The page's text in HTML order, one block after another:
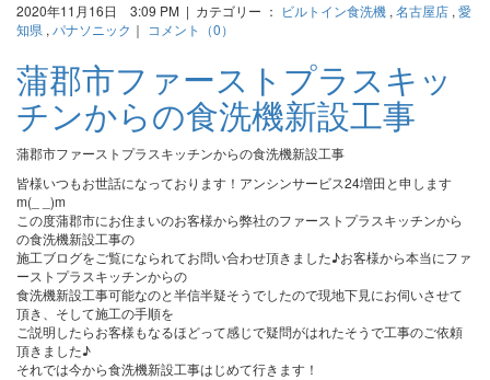
2020年11月16日 3:09 PM | カテゴリー ： ビルトイン食洗機 , 名古屋店 , 愛
知県 , パナソニック ｜ コメント（0）
蒲郡市ファーストプラスキッ
チンからの食洗機新設工事
蒲郡市ファーストプラスキッチンからの食洗機新設工事
皆様いつもお世話になっております！アンシンサービス24増田と申します
m(_ _)m
この度蒲郡市にお住まいのお客様から弊社のファーストプラスキッチンから
の食洗機新設工事の
施工ブログをご覧になられてお問い合わせ頂きました♪お客様から本当にファ
ーストプラスキッチンからの
食洗機新設工事可能なのと半信半疑そうでしたので現地下見にお伺いさせて
頂き、そして施工の手順を
ご説明したらお客様もなるほどって感じで疑問がはれたそうで工事のご依頼
頂きました♪
それでは今から食洗機新設工事はじめて行きます！